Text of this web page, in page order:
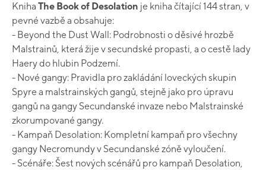
Kniha The Book of Desolation je kniha čítající 144 stran, v
pevné vazbě a obsahuje:
- Beyond the Dust Wall: Podrobnosti o děsivé hrozbě
Malstrainů, která žije v secundské propasti, a o cestě lady
Haery do hlubin Podzemí.
- Nové gangy: Pravidla pro zakládání loveckých skupin
Spyre a malstrainských gangů, stejně jako pro úpravu
gangů na gangy Secundanské invaze nebo Malstrainské
zkorumpované gangy.
- Kampaň Desolation: Kompletní kampaň pro všechny
gangy Necromundy v Secundanské zóně vyloučení.
- Scénáře: Šest nových scénářů pro kampaň Desolation,